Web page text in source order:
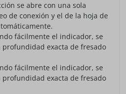
se abre con una sola
de conexión y el de la hoja de
fácilmente el indicador, se
exacta de fresado
fácilmente el indicador, se
exacta de fresado